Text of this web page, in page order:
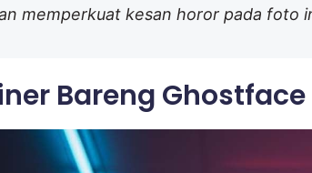
memperkuat kesan horor pada foto
Bareng